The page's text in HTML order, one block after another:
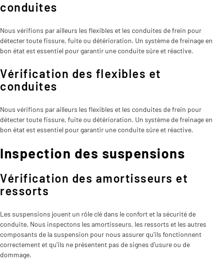
conduites
Nous vérifions par ailleurs les flexibles et les conduites de frein pour
détecter toute fissure, fuite ou détérioration. Un système de freinage en
bon état est essentiel pour garantir une conduite sûre et réactive.
Vérification des flexibles et
conduites
Nous vérifions par ailleurs les flexibles et les conduites de frein pour
détecter toute fissure, fuite ou détérioration. Un système de freinage en
bon état est essentiel pour garantir une conduite sûre et réactive.
Inspection des suspensions
Vérification des amortisseurs et
ressorts
Les suspensions jouent un rôle clé dans le confort et la sécurité de
conduite. Nous inspectons les amortisseurs, les ressorts et les autres
composants de la suspension pour nous assurer qu’ils fonctionnent
correctement et qu’ils ne présentent pas de signes d’usure ou de
dommage.